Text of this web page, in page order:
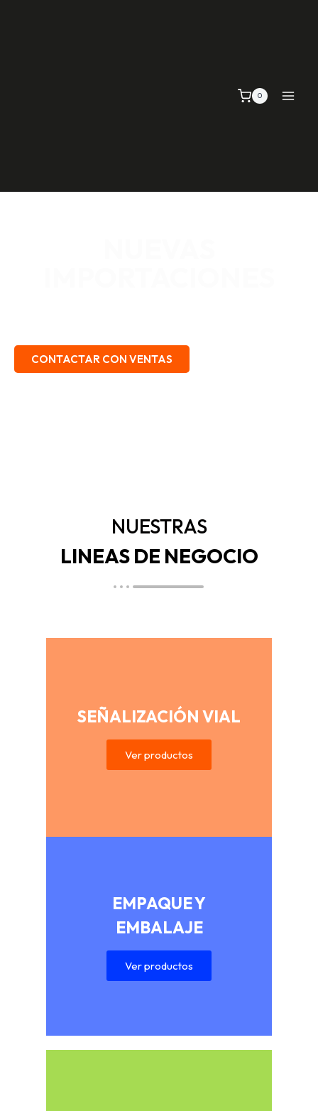
0
CONTACTAR CON VENTAS
NUESTRAS
LINEAS DE NEGOCIO
SEÑALIZACIÓN VIAL
Ver productos
EMPAQUE Y
EMBALAJE
Ver productos